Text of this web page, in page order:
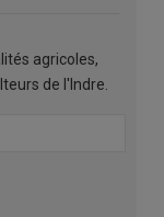
agricoles,
de l'Indre.